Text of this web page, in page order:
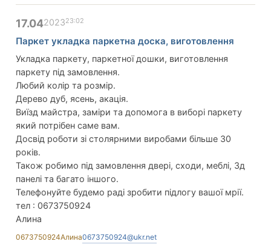
17.04202323:02
Паркет укладка паркетна доска, виготовлення
Укладка паркету, паркетної дошки, виготовлення
паркету під замовлення.
Любий колір та розмір.
Дерево дуб, ясень, акація.
Виїзд майстра, заміри та допомога в виборі паркету
який потрібен саме вам.
Досвід роботи зі столярними виробами більше 30
років.
Також робимо під замовлення двері, сходи, меблі, 3д
панелі та багато іншого.
Телефонуйте будемо раді зробити підлогу вашої мрії.
тел : 0673750924
Алина
0673750924Алина0673750924@ukr.net